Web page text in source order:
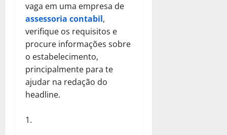
vaga em uma empresa de
assessoria contabil,
verifique os requisitos e
procure informações sobre
o estabelecimento,
principalmente para te
ajudar na redação do
headline.